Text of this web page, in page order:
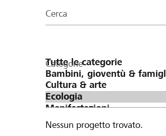
della
Cerca
Categorie
Nessun progetto trovato.